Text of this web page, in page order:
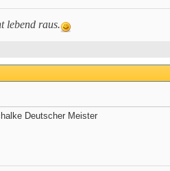
lebend raus.
Deutscher Meister